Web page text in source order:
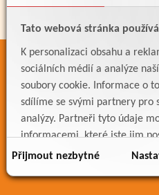
Tato webová stránka
K personalizaci obsahu a
sociálních médií a analýze
soubory cookie. Informace o
sdílíme se svými partnery pro
analýzy. Partneři tyto údaje
informacemi, které jste jim
důsledku toho, že používáte
Přijmout nezbytné
ODKAZY
Bakaláři
Jídelníček
Meteostanice